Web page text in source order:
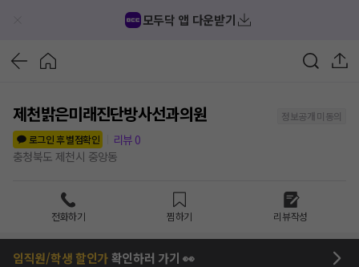
모두닥 앱 다운받기
제천밝은미래진단방사선과의원
정보공개 미동의
로그인 후 별점확인
리뷰 0
충청북도 제천시 중앙동
전화하기 찜하기 리뷰작성
임직원/학생 할인가확인하러 가기 👀